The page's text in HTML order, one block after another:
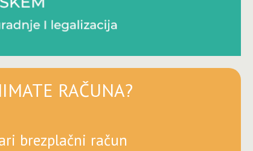
RAČUNA?
brezplačni račun